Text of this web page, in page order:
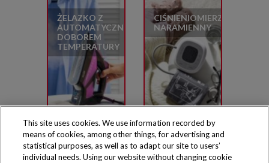
ŻELAZKO Z
AUTOMATYCZNYM
DOBOREM
TEMPERATURY
CIŚNIENIOMIERZ
NARAMIENNY
This site uses cookies. We use information recorded by
means of cookies, among other things, for advertising and
statistical purposes, as well as to adapt our site to users’
individual needs. Using our website without changing cookie